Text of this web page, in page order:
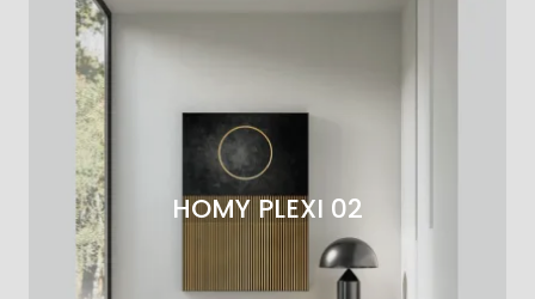
HOMY PLEXI 02